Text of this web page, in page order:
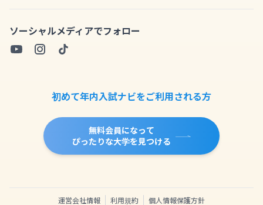
ソーシャルメディアでフォロー
初めて年内入試ナビをご利用される方
無料会員になって
ぴったりな大学を見つける
運営会社情報 利用規約 個人情報保護方針